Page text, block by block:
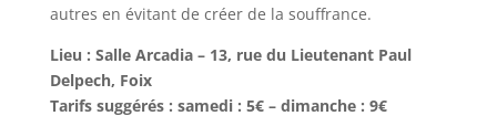
autres en évitant de créer de la souffrance.
Lieu : Salle Arcadia – 13, rue du Lieutenant Paul
Delpech, Foix
Tarifs suggérés : samedi : 5€ – dimanche : 9€